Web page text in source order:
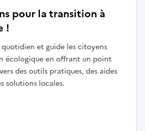
pour la transition à
!
quotidien et guide les citoyens
écologique en offrant un point
des outils pratiques, des aides
solutions locales.